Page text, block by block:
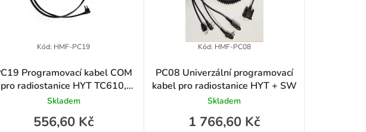
o
d
Programovací kabel COM
pro radiostanice HYT TC610,
TC700, Power446 + SW
Skladem
556,60 Kč
Kód: HMF-PC19
PC08 Univerzální programovací
kabel pro radiostanice HYT + SW
Skladem
1 766,60 Kč
Kód: HMF-PC08